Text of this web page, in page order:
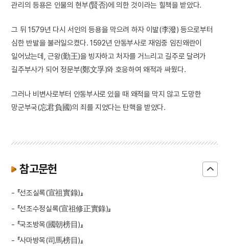
관리의 등용은 인물의 현부(賢否)에 의한 것이라는 힐책을 받았다.
그 뒤 1579년 다시 서인의 등용을 막으려 하자 이발(李潑) 등으로부터
심한 반발을 불러일으켰다. 1592년 안동부사로 재임중 임진왜란이
일어났는데, 근왕(勤王)을 빙자하고 처자를 거느리고 길주로 달려가
길주부사가 되어 정문부(鄭文孚)와 호응하여 왜적과 싸웠다.
그러나 비변사로부터 안동부사로 있을 때 왜적을 막지 않고 도망한
망군부국(忘君負國)의 죄를 지었다는 탄핵을 받았다.
참고문헌
- 『선조실록(宣祖實錄)』
- 『선조수정실록(宣祖修正實錄)』
- 『국조방목(國朝榜目)』
- 『사마방목(司馬榜目)』